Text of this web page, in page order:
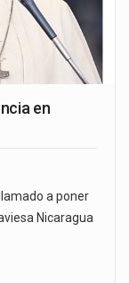
en
a poner
Nicaragua